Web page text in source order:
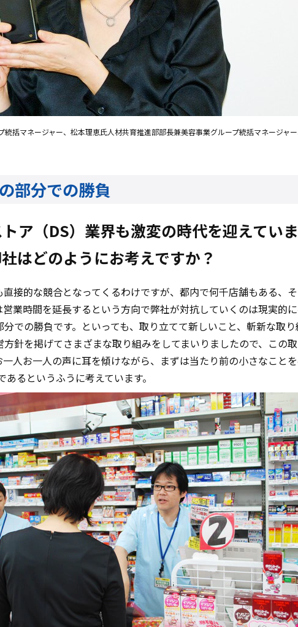
統括マネージャー、松本理恵氏人材共育推進部部長兼美容事業グループ統括マネージャ
部分での勝負
ア（DS）業界も激変の時代を迎えてい
はどのようにお考えですか？
接的な競合となってくるわけですが、都内で何千店舗もある、
業時間を延長するという方向で弊社が対抗していくのは現実的
での勝負です。といっても、取り立てて新しいこと、斬新な取
針を掲げてさまざまな取り組みをしてまいりましたので、この
人お一人の声に耳を傾けながら、まずは当たり前の小さなこと
るというふうに考えています。